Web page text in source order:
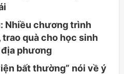
Nhiều chương trình
quà cho học sinh
phương
bất thường” nói về ý